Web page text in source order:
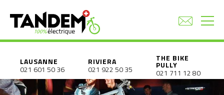
LAUSANNE
021 601 50 36
RIVIERA
021 922 50 35
THE BIKE
PULLY
021 711 12 80